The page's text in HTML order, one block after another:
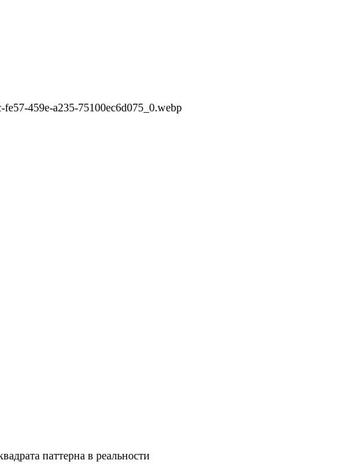
459e-a235-75100ec6d075_0.webp
паттерна в реальности